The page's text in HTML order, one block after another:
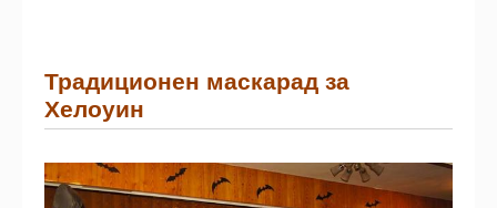
Традиционен маскарад за
Хелоуин